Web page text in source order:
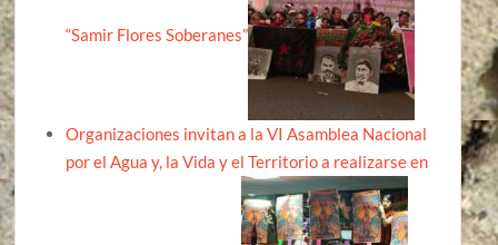
“Samir Flores Soberanes”
Organizaciones invitan a la VI Asamblea Nacional
por el Agua y, la Vida y el Territorio a realizarse en